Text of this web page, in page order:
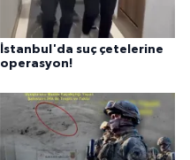
İstanbul'da suç çetelerine
operasyon!